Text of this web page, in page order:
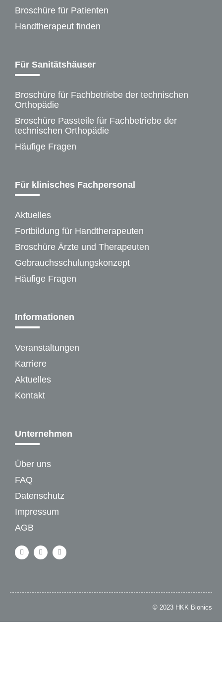
Broschüre für Patienten
Handtherapeut finden
Für Sanitätshäuser
Broschüre für Fachbetriebe der technischen
Orthopädie
Broschüre Passteile für Fachbetriebe der
technischen Orthopädie
Häufige Fragen
Für klinisches Fachpersonal
Aktuelles
Fortbildung für Handtherapeuten
Broschüre Ärzte und Therapeuten
Gebrauchsschulungskonzept
Häufige Fragen
Informationen
Veranstaltungen
Karriere
Aktuelles
Kontakt
Unternehmen
Über uns
FAQ
Datenschutz
Impressum
AGB
© 2023 HKK Bionics